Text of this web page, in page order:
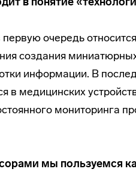
очередь
создания
информации. В
в медицинских
мониторинга
мы пользуемся